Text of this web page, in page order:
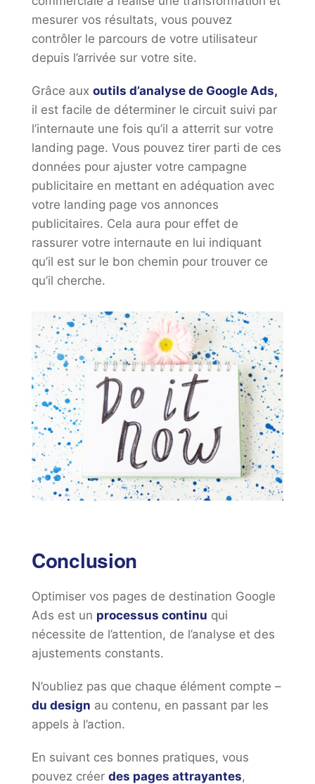
mesurer vos résultats, vous pouvez
contrôler le parcours de votre utilisateur
depuis l’arrivée sur votre site.
Grâce aux outils d’analyse de Google Ads,
il est facile de déterminer le circuit suivi par
l’internaute une fois qu’il a atterrit sur votre
landing page. Vous pouvez tirer parti de ces
données pour ajuster votre campagne
publicitaire en mettant en adéquation avec
votre landing page vos annonces
publicitaires. Cela aura pour effet de
rassurer votre internaute en lui indiquant
qu’il est sur le bon chemin pour trouver ce
qu’il cherche.
Conclusion
Optimiser vos pages de destination Google
Ads est un processus continu qui
nécessite de l’attention, de l’analyse et des
ajustements constants.
N’oubliez pas que chaque élément compte –
du design au contenu, en passant par les
appels à l’action.
En suivant ces bonnes pratiques, vous
pouvez créer des pages attrayantes,